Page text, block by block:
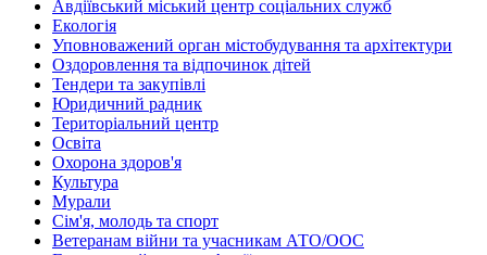
Авдіївський міський центр соціальних служб
Екологія
Уповноважений орган містобудування та архітектури
Оздоровлення та відпочинок дітей
Тендери та закупівлі
Юридичний радник
Територіальний центр
Освіта
Охорона здоров'я
Культура
Мурали
Сім'я, молодь та спорт
Ветеранам війни та учасникам АТО/ООС